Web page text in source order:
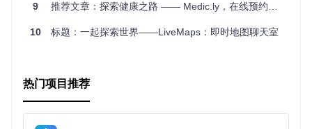
视觉冲击力强 ：独特的过渡动画，让用户登录过程变成一种
享受。
学习价值高
：是学习如何高效利用现有库并创造惊人效果的
码示例。
最后，不要忘了，如果你被这个项目所启发或是觉得它很棒，
不妨考虑支持开发者捐赠，鼓励更多这样的创新发生。
9 推荐文章：探索健康之路 —— Medic.ly，在线预约医生的未来之选
10 标题：一起探索世界——LiveMaps：即时地图聊天室
热门项目推荐